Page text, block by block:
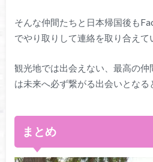
そんな仲間たちと日本帰国後も
でやり取りして連絡を取り合えて
観光地では出会えない、最高の
は未来へ必ず繋がる出会いとなる
まとめ